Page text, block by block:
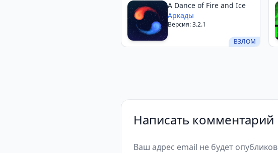
ВЗЛОМ
A Dance of Fire and Ice
Аркады
Версия: 3.2.1
Написать комментарий
Ваш адрес email не будет